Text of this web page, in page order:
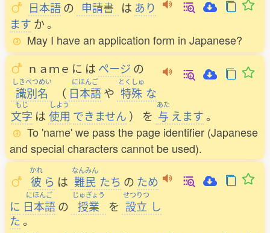
日本語の 申請書 は あり
ます か。
May I have an application form in Japanese?
ｎａｍｅ に は ページ の
しきべつめい
識別名 （
にほんご
日本語や
とくしゅ
特殊 な
もじ
文字 は
しよう
使用 できません ） を
あた
与 えます。
To 'name' we pass the page identifier (Japanese
and special characters cannot be used).
かれ
彼 ら は
なんみん
難民 たち の ため
に
にほんご
日本語の
じゅぎょう
授業 を
せつりつ
設立 し
た。